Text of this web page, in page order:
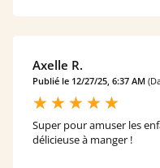
Axelle R.
Publié le 12/27/25, 6:37 AM
Super pour amuser les
délicieuse à manger !